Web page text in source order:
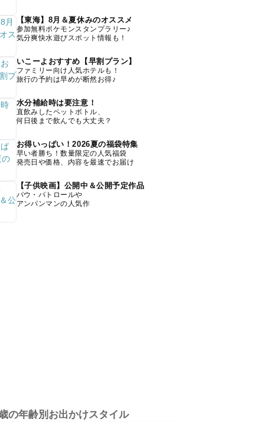
【東海】8月＆夏休みのオススメ
参加無料ポケモンスタンプラリー♪
気分爽快水遊びスポット情報も！
いこーよおすすめ【早割プラン】
ファミリー向け人気ホテルも！
旅行の予約は早めが断然お得♪
水分補給時は要注意！
直飲みしたペットボトル、
何日後まで飲んでも大丈夫？
お得いっぱい！2026夏の福袋特集
早い者勝ち！数量限定の人気福袋
発売日や価格、内容を最速でお届け
【子供映画】公開中＆公開予定作品
パウ・パトロールや
アンパンマンの人気作
の年齢別お出かけスタイル